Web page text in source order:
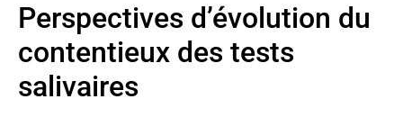
Perspectives d’évolution du
contentieux des tests
salivaires